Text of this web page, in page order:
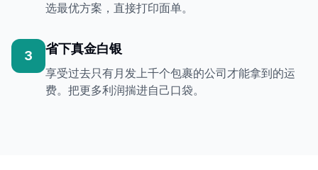
选最优方案，直接打印面单。
3 省下真金白银
享受过去只有月发上千个包裹的公司才能拿到的运
费。把更多利润揣进自己口袋。